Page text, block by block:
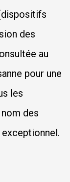
des
au
pour une
les
des